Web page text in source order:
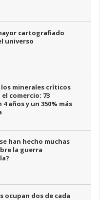
cartografiado
universo
los minerales críticos
comercio: 73
años y un 350% más
han hecho muchas
la guerra
ocupan dos de cada